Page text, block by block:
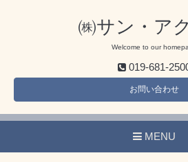
㈱サン・ア
Welcome to our
019-681-
お問い合わせ
MENU